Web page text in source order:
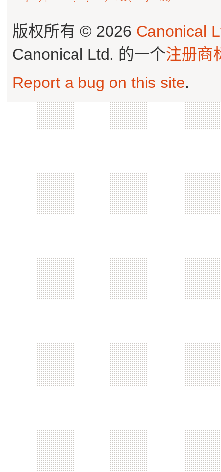
版权所有 © 2026 Canonical
Canonical Ltd. 的一个注册商
Report a bug on this site.